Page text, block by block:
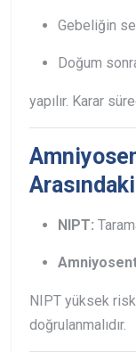
Gebeliğin
Doğum
yapılır. Karar
NIPT:
NIPT yüksek
doğrulanmalıdır.